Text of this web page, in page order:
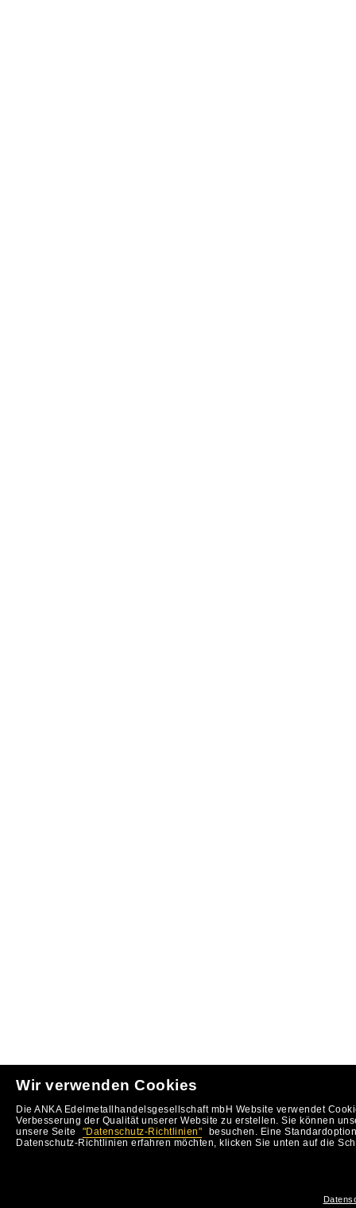
Wir verwenden Cookies
Die ANKA Edelmetallhandelsgesellschaft mbH Website verwendet
Verbesserung der Qualität unserer Website zu erstellen. Sie können
unsere Seite
"Datenschutz-Richtlinien"
besuchen. Eine
Datenschutz-Richtlinien erfahren möchten, klicken Sie unten auf die